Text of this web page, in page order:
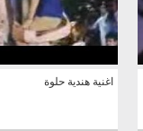
اغنية هندية حلوة